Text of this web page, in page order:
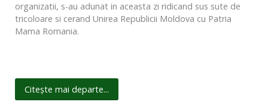
organizatii, s-au adunat in aceasta zi ridicand sus sute de
tricoloare si cerand Unirea Republicii Moldova cu Patria
Mama Romania.
Citește mai departe...